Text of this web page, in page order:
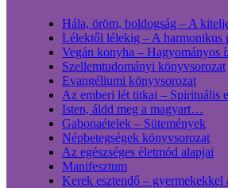
Hála, öröm, boldogság – A
Lélektől lélekig – A harmonikus
Vegán konyha – Hagyományos
Szellemtudományi könyvsorozat
Evangéliumi könyvsorozat
Az emberi lét titkai – Spirituális
Isten, áldd meg a magyart…
Gabonaételek – Sütemények
Népbetegségek könyvsorozat
Az egészséges életmód alapjai
Manifesztum
Kerek esztendő – gyermekekkel